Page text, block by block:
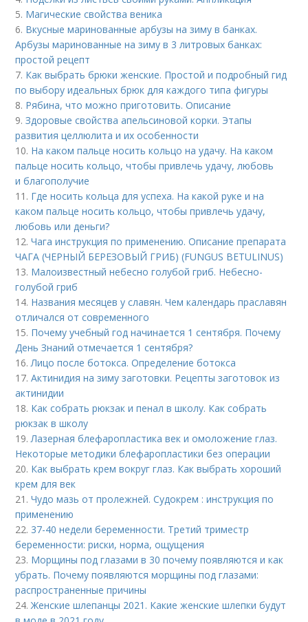
5. Магические свойства веника
6. Вкусные маринованные арбузы на зиму в банках.
Арбузы маринованные на зиму в 3 литровых банках:
простой рецепт
7. Как выбрать брюки женские. Простой и подробный гид
по выбору идеальных брюк для каждого типа фигуры
8. Рябина, что можно приготовить. Описание
9.Здоровые свойства апельсиновой корки. Этапы
развития целлюлита и их особенности
10. На каком пальце носить кольцо на удачу. На каком
пальце носить кольцо, чтобы привлечь удачу, любовь
и благополучие
11. Где носить кольца для успеха. На какой руке и на
каком пальце носить кольцо, чтобы привлечь удачу,
любовь или деньги?
12.Чага инструкция по применению. Описание препарата
ЧАГА (ЧЕРНЫЙ БЕРЕЗОВЫЙ ГРИБ) (FUNGUS BETULINUS)
13. Малоизвестный небесно голубой гриб. Небесно-
голубой гриб
14. Названия месяцев у славян. Чем календарь праславян
отличался от современного
15. Почему учебный год начинается 1 сентября. Почему
День Знаний отмечается 1 сентября?
16.Лицо после ботокса. Определение ботокса
17.Актинидия на зиму заготовки. Рецепты заготовок из
актинидии
18. Как собрать рюкзак и пенал в школу. Как собрать
рюкзак в школу
19.Лазерная блефаропластика век и омоложение глаз.
Некоторые методики блефаропластики без операции
20. Как выбрать крем вокруг глаз. Как выбрать хороший
крем для век
21.Чудо мазь от пролежней. Судокрем : инструкция по
применению
22. 37-40 недели беременности. Третий триместр
беременности: риски, норма, ощущения
23. Морщины под глазами в 30 почему появляются и как
убрать. Почему появляются морщины под глазами:
распространенные причины
24.Женские шлепанцы 2021. Какие женские шлепки будут